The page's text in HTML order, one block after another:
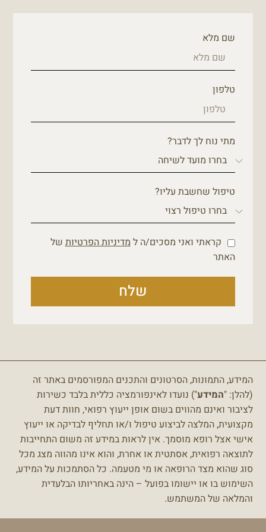
שם מלא
טלפון
מתי נוח לך לדבר?
טיפול שחשבת עליו?
קראתי ואני מסכים/ה למדיניות הפרטיותשל
האתר
שלח
המידע, התמונות, הסרטונים והתכנים המפורסמים באתר זה
(להלן: "המידע") נועדו לאינפורמציה כללית בלבד כשירות
לציבור ואינם מהווים בשום אופן ייעוץ רפואי, חוות דעת
מקצועית, המלצה לביצוע טיפול ו/או תחליף לבדיקה או ייעוץ
אישי אצל רופא מוסמך. אין לראות במידע זה משום התחייבות
לתוצאה רפואית, אסתטית או אחרת, והוא אינו מהווה מצג מכל
סוג שהוא מצד הרופאה או מי מטעמה. כל הסתמכות על המידע,
השימוש בו או יישומו בפועל – הינה באחריותו הבלעדית
והמלאה של המשתמש.